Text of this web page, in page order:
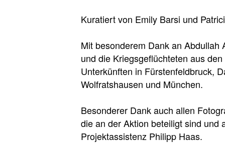
Kuratiert von Emily Barsi und
Mit besonderem Dank an Abdullah
und die Kriegsgeflüchteten aus den
Unterkünften in Fürstenfeldbruck,
Wolfratshausen und München.
Besonderer Dank auch allen
die an der Aktion beteiligt sind und
Projektassistenz Philipp Haas.